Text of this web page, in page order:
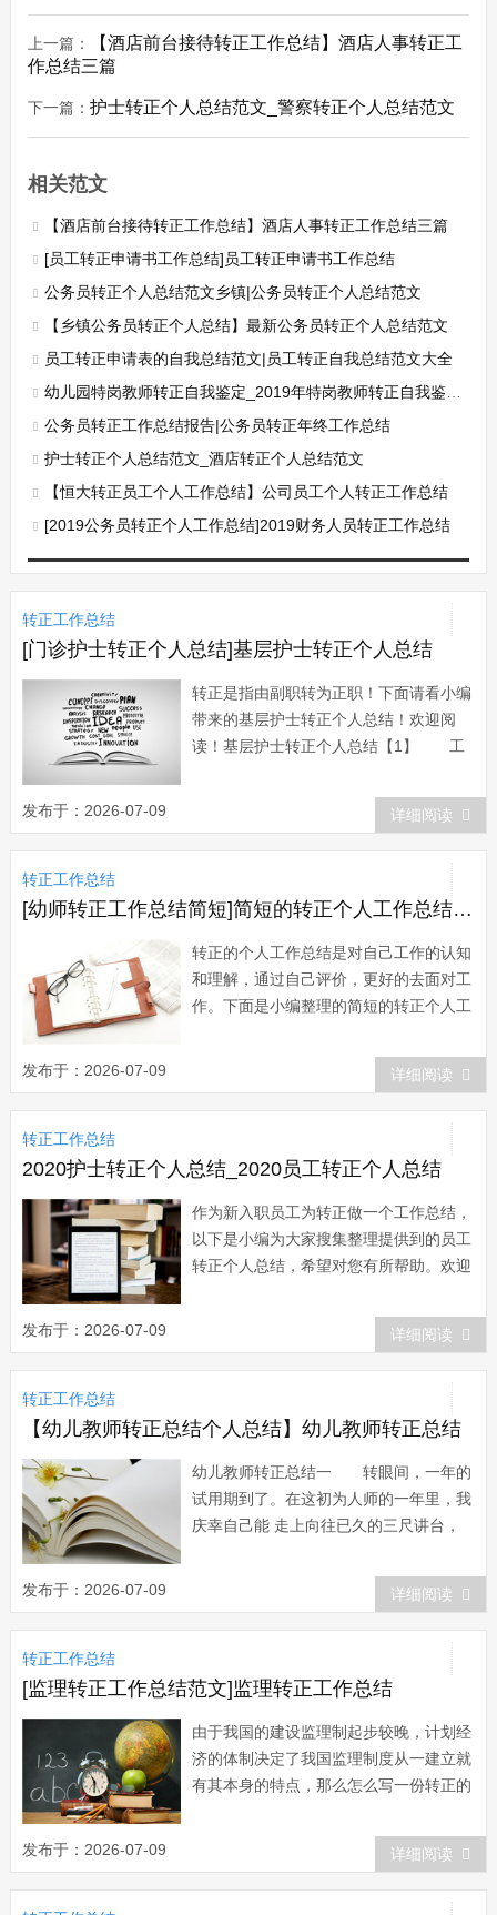
上一篇：
【酒店前台接待转正工作总结】酒店人事转正工
作总结三篇
下一篇： 护士转正个人总结范文_警察转正个人总结范文
相关范文
【酒店前台接待转正工作总结】酒店人事转正工作总结三篇
[员工转正申请书工作总结]员工转正申请书工作总结
公务员转正个人总结范文乡镇|公务员转正个人总结范文
【乡镇公务员转正个人总结】最新公务员转正个人总结范文
员工转正申请表的自我总结范文|员工转正自我总结范文大全
幼儿园特岗教师转正自我鉴定_2019年特岗教师转正自我鉴定精选
公务员转正工作总结报告|公务员转正年终工作总结
护士转正个人总结范文_酒店转正个人总结范文
【恒大转正员工个人工作总结】公司员工个人转正工作总结
[2019公务员转正个人工作总结]2019财务人员转正工作总结
转正工作总结
[门诊护士转正个人总结]基层护士转正个人总结
转正是指由副职转为正职！下面请看小编
带来的基层护士转正个人总结！欢迎阅
读！基层护士转正个人总结【1】 工
言传身教、关心培养下，在同事的支持帮
助、密切配合下，我不断加强思想政治学
习，对工作精益求精，圆满地完成了自己
所承担的各项工作任务，个人思想政治素
质和业务工...
发布于：2026-07-09 详细阅读
转正工作总结
[幼师转正工作总结简短]简短的转正个人工作总结四篇
转正的个人工作总结是对自己工作的认知
和理解，通过自己评价，更好的去面对工
作。下面是小编整理的简短的转正个人工
总结1 本人自20xx年xx月xx日起进入
xx公司从事xx工作，在不知不觉中已经经
过了2个月的试用期。 在这段时间
里，我感悟颇多，虽然这并不是我的第...
发布于：2026-07-09 详细阅读
转正工作总结
2020护士转正个人总结_2020员工转正个人总结
作为新入职员工为转正做一个工作总结，
以下是小编为大家搜集整理提供到的员工
转正个人总结，希望对您有所帮助。欢迎
1 尊敬的领导： 您好! 我于20
年 月成为公司的试用员工，初来公司，
曾经很担心不知该如何做好工作;但是公
司宽松融洽的工作氛围、团结向上的企
业...
发布于：2026-07-09 详细阅读
转正工作总结
【幼儿教师转正总结个人总结】幼儿教师转正总结
幼儿教师转正总结一 转眼间，一年的
试用期到了。在这初为人师的一年里，我
庆幸自己能 走上向往已久的三尺讲台，
正适 应了学校正常的教育教学生活，融
入到太和中学这个大家庭中。一年来，
在学校领导和同事们的帮助下，我无论是
学习能力、教学能力还是专业水 平都得
到较明显的提...
发布于：2026-07-09 详细阅读
转正工作总结
[监理转正工作总结范文]监理转正工作总结
由于我国的建设监理制起步较晚，计划经
济的体制决定了我国监理制度从一建立就
有其本身的特点，那么怎么写一份转正的
监理转正工作总结【1】 尊敬的各位
领导： 我叫xx，于XX年3月1日加入
公司，根据公司领导的安排，现在xx市xx
发布于：2026-07-09 详细阅读